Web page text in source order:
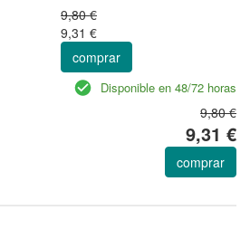
9,80 €
9,31 €
comprar
Disponible en 48/72 horas
9,80 €
9,31 €
comprar